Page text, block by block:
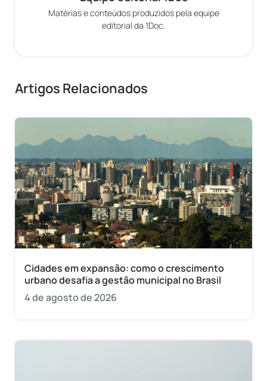
Matérias e conteúdos produzidos pela equipe
editorial da 1Doc.
Artigos Relacionados
Cidades em expansão: como o crescimento
urbano desafia a gestão municipal no Brasil
4 de agosto de 2026